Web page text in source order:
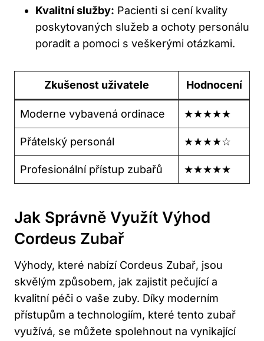
Kvalitní služby: Pacienti si cení kvality
poskytovaných služeb a ochoty personálu
poradit a pomoci s veškerými otázkami.
Zkušenost uživatele Hodnocení
Moderne vybavená ordinace ★★★★★
Přátelský personál ★★★★☆
Profesionální přístup zubařů ★★★★★
Jak Správně Využít Výhod
Cordeus Zubař
Výhody, které nabízí Cordeus Zubař, jsou
skvělým způsobem, jak zajistit pečující a
kvalitní péči o vaše zuby. Díky moderním
přístupům a technologiím, které tento zubař
využívá, se můžete spolehnout na vynikající